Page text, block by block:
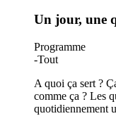
Un jour, une
Programme
-Tout
A quoi ça sert ?
comme ça ? Les
quotidiennement